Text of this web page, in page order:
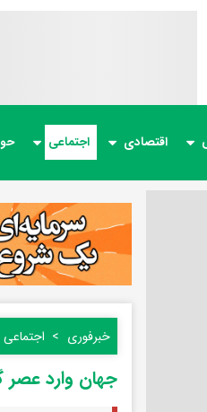
اقتصادی اجتماعی
خبرفوری اجتماعی
جهان وارد